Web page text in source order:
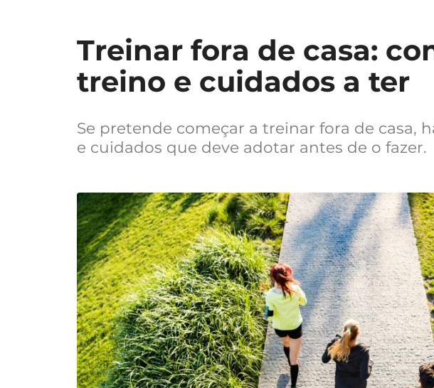
Treinar fora de casa:
treino e cuidados a ter
Se pretende começar a treinar fora de casa,
e cuidados que deve adotar antes de o fazer.